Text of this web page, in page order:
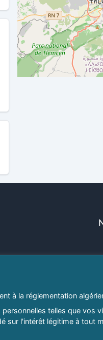
à la réglementation
telles que vos
sur l'intérêt légitime à tout